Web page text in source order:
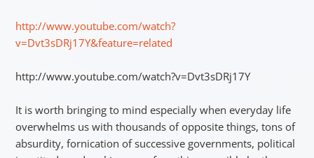
http://www.youtube.com/watch?
v=Dvt3sDRj17Y&feature=related
http://www.youtube.com/watch?v=Dvt3sDRj17Y
It is worth bringing to mind especially when everyday life
overwhelms us with thousands of opposite things, tons of
absurdity, fornication of successive governments, political